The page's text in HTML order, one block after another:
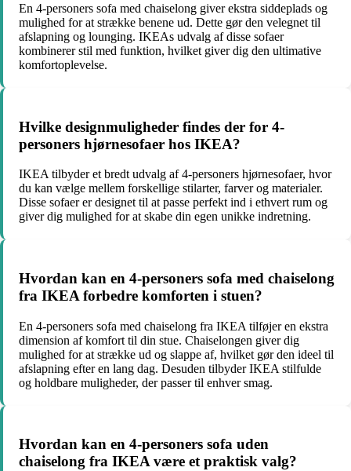
En 4-personers sofa med chaiselong giver ekstra siddeplads og
mulighed for at strække benene ud. Dette gør den velegnet til
afslapning og lounging. IKEAs udvalg af disse sofaer
kombinerer stil med funktion, hvilket giver dig den ultimative
komfortoplevelse.
Hvilke designmuligheder findes der for 4-
personers hjørnesofaer hos IKEA?
IKEA tilbyder et bredt udvalg af 4-personers hjørnesofaer, hvor
du kan vælge mellem forskellige stilarter, farver og materialer.
Disse sofaer er designet til at passe perfekt ind i ethvert rum og
giver dig mulighed for at skabe din egen unikke indretning.
Hvordan kan en 4-personers sofa med chaiselong
fra IKEA forbedre komforten i stuen?
En 4-personers sofa med chaiselong fra IKEA tilføjer en ekstra
dimension af komfort til din stue. Chaiselongen giver dig
mulighed for at strække ud og slappe af, hvilket gør den ideel til
afslapning efter en lang dag. Desuden tilbyder IKEA stilfulde
og holdbare muligheder, der passer til enhver smag.
Hvordan kan en 4-personers sofa uden
chaiselong fra IKEA være et praktisk valg?